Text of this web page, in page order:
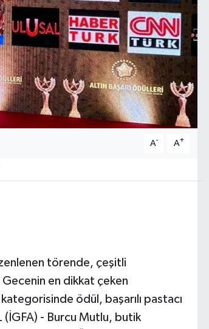
A- A+
törende, çeşitli
en dikkat çeken
ödül, başarılı pastacı
(İGFA) - Burcu Mutlu, butik